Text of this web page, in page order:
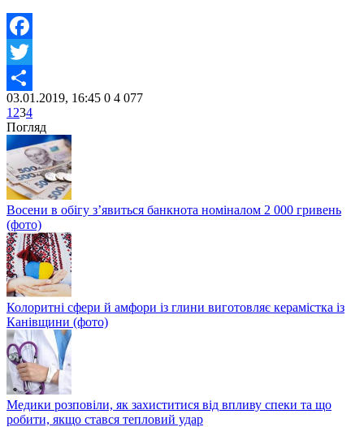
Facebook
Twitter
Share
03.01.2019, 16:45 0 4 077
1 234
Погляд
Восени в обігу з’явиться банкнота номіналом 2 000 гривень
(фото)
Колоритні сфери й амфори із глини виготовляє керамістка із
Канівщини (фото)
Медики розповіли, як захиститися від впливу спеки та що
робити, якщо стався тепловий удар